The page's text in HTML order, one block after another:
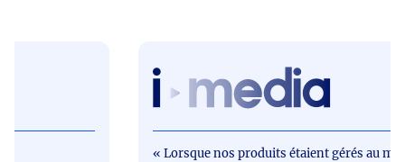
« Lorsque nos produits étaient gérés au moyen d’une